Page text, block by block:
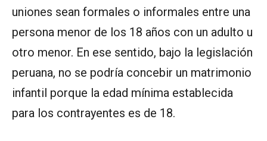
uniones sean formales o informales entre una
persona menor de los 18 años con un adulto u
otro menor. En ese sentido, bajo la legislación
peruana, no se podría concebir un matrimonio
infantil porque la edad mínima establecida
para los contrayentes es de 18.